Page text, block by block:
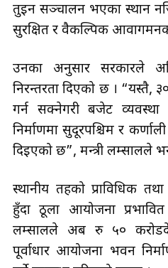
तुइन सञ्चालन भएका स्थान
सुरक्षित र वैकल्पिक
उनका अनुसार सरकारले
निरन्तरता दिएको छ । “यस्तै,
गर्न सक्नेगरी बजेट व्यवस्था
निर्माणमा सुदूरपश्चिम र
दिइएको छ”, मन्त्री लम्सालले
स्थानीय तहको प्राविधिक
हुँदा ठूला आयोजना
लम्सालले अब रु ५०
पूर्वाधार आयोजना भवन